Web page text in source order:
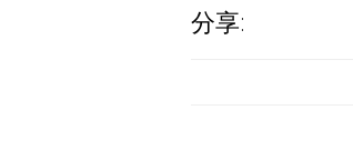
分享: